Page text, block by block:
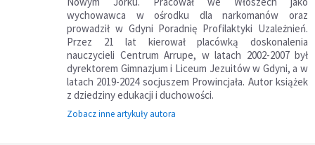
wychowawca w ośrodku dla narkomanów oraz
prowadził w Gdyni Poradnię Profilaktyki Uzależnień.
Przez 21 lat kierował placówką doskonalenia
nauczycieli Centrum Arrupe, w latach 2002-2007 był
dyrektorem Gimnazjum i Liceum Jezuitów w Gdyni, a w
latach 2019-2024 socjuszem Prowincjała. Autor książek
z dziedziny edukacji i duchowości.
Zobacz inne artykuły autora